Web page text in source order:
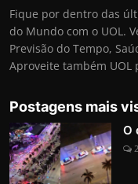
Fique por dentro das
do Mundo com o UOL.
Previsão do Tempo,
Aproveite também
Postagens mais
O
2